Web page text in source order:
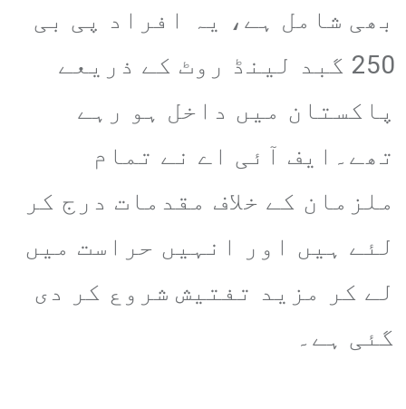
بھی شامل ہے، یہ افراد پی بی
250 گبد لینڈ روٹ کے ذریعے
پاکستان میں داخل ہو رہے
تھے۔ایف آئی اے نے تمام
ملزمان کے خلاف مقدمات درج کر
لئے ہیں اور انہیں حراست میں
لے کر مزید تفتیش شروع کر دی
گئی ہے۔